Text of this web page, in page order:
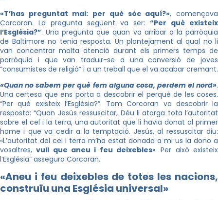
«T’has preguntat mai: per què sóc aquí?», començava
Corcoran. La pregunta següent va ser: “Per què existeix
l’Església?”. Una pregunta que quan va arribar a la parròquia
de Baltimore no tenia resposta. Un plantejament al qual no li
van concentrar molta atenció durant els primers temps de
parròquia i que van traduir-se a una conversió de joves
“consumistes de religió” i a un treball que el va acabar cremant.
«Quan no sabem per què fem alguna cosa, perdem el nord».
Una certesa que ens porta a descobrir el perquè de les coses.
“Per què existeix l’Església?”. Tom Corcoran va descobrir la
resposta: “Quan Jesús ressuscitar, Déu li atorga tota l’autoritat
sobre el cel i la terra, una autoritat que li havia donat al primer
home i que va cedir a la temptació. Jesús, al ressuscitar diu:
«L’autoritat del cel i terra m’ha estat donada a mi us la dono a
vosaltres,vull que aneu i feu deixebles». Per això existeix
l’Església” assegura Corcoran.
«Aneu i feu deixebles de totes les nacions,
construïu una Església universal»